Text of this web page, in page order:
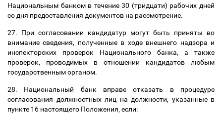
Национальным банком в течение 30 (тридцати) рабочих дней
со дня предоставления документов на рассмотрение.
27. При согласовании кандидатур могут быть приняты во
внимание сведения, полученные в ходе внешнего надзора и
инспекторских проверок Национального банка, а также
проверок, проводимых в отношении кандидатов любым
государственным органом.
28. Национальный банк вправе отказать в процедуре
согласования должностных лиц на должности, указанные в
пункте 16 настоящего Положения, если: